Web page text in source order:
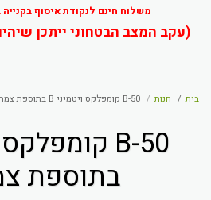
משלוח חינם לנקודת איסוף בקנייה
(עקב המצב הבטחוני ייתכן
בית חנות B-50 קומפלקס ויטמיני B בתוספת צמחים
בתוספת